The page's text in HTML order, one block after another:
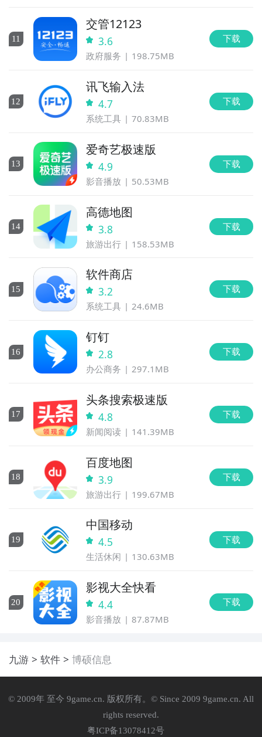
11
交管12123
3.6
政府服务 198.75MB
下载
12
讯飞输入法
4.7
系统工具 70.83MB
下载
13
爱奇艺极速版
4.9
影音播放 50.53MB
下载
14
高德地图
3.8
旅游出行 158.53MB
下载
15
软件商店
3.2
系统工具 24.6MB
下载
16
钉钉
2.8
办公商务 297.1MB
下载
17
头条搜索极速版
4.8
新闻阅读 141.39MB
下载
18
百度地图
3.9
旅游出行 199.67MB
下载
19
中国移动
4.5
生活休闲 130.63MB
下载
20
影视大全快看
4.4
影音播放 87.87MB
下载
九游 软件 博硕信息
© 2009年 至今 9game.cn. 版权所有。© Since 2009 9game.cn. All
rights reserved.
粤ICP备13078412号